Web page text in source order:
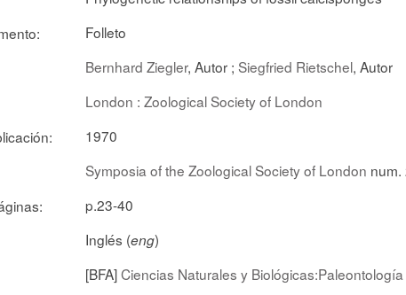
Folleto
Bernhard Ziegler, Autor ; Siegfried Rietschel, Autor
London : Zoological Society of London
1970
Symposia of the Zoological Society of London num.
p.23-40
Inglés (eng)
[BFA]Ciencias Naturales y Biológicas:Paleontología